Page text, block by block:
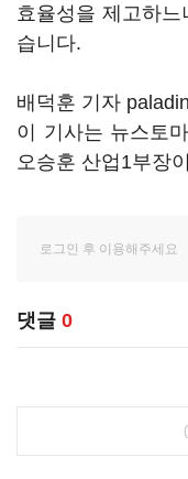
효율성을 제고하
습니다.
배덕훈 기자
이 기사는 뉴스토
오승훈 산업1부장
댓글 0